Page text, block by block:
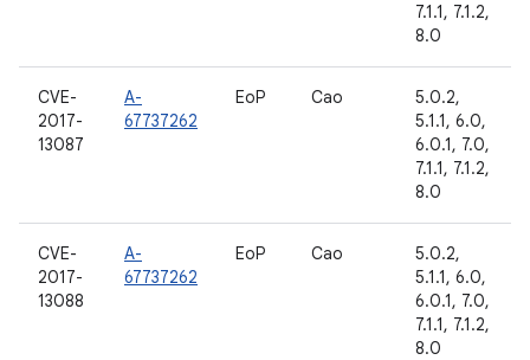
7.1.1, 7.1.2,
8.0
CVE-
2017-
13087
A-
67737262
EoP Cao
5.0.2,
5.1.1, 6.0,
6.0.1, 7.0,
7.1.1, 7.1.2,
8.0
CVE-
2017-
13088
A-
67737262
EoP Cao
5.0.2,
5.1.1, 6.0,
6.0.1, 7.0,
7.1.1, 7.1.2,
8.0